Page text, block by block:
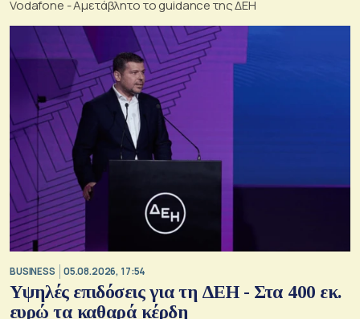
Vodafone - Αμετάβλητο το guidance της ΔΕΗ
BUSINESS 05.08.2026, 17:54
Υψηλές επιδόσεις για τη ΔΕΗ - Στα 400 εκ.
ευρώ τα καθαρά κέρδη